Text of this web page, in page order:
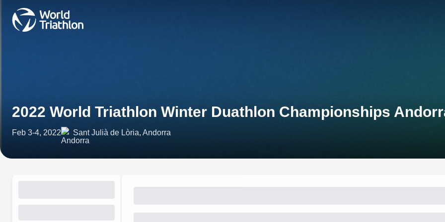
2022 World Triathlon Winter Duathlon Championships
Feb 3-4, 2022 Sant Julià de Lòria, Andorra